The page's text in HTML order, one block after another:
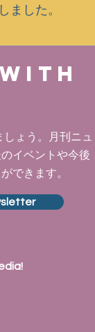
ました。
ょう。月刊ニュ
イベントや今後
できます。